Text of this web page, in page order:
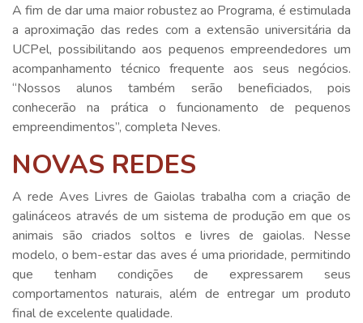
A fim de dar uma maior robustez ao Programa, é estimulada
a aproximação das redes com a extensão universitária da
UCPel, possibilitando aos pequenos empreendedores um
acompanhamento técnico frequente aos seus negócios.
“Nossos alunos também serão beneficiados, pois
conhecerão na prática o funcionamento de pequenos
empreendimentos”, completa Neves.
NOVAS REDES
A rede Aves Livres de Gaiolas trabalha com a criação de
galináceos através de um sistema de produção em que os
animais são criados soltos e livres de gaiolas. Nesse
modelo, o bem-estar das aves é uma prioridade, permitindo
que tenham condições de expressarem seus
comportamentos naturais, além de entregar um produto
final de excelente qualidade.